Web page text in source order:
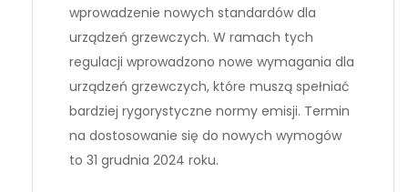
wprowadzenie nowych standardów dla
urządzeń grzewczych. W ramach tych
regulacji wprowadzono nowe wymagania dla
urządzeń grzewczych, które muszą spełniać
bardziej rygorystyczne normy emisji. Termin
na dostosowanie się do nowych wymogów
to 31 grudnia 2024 roku.